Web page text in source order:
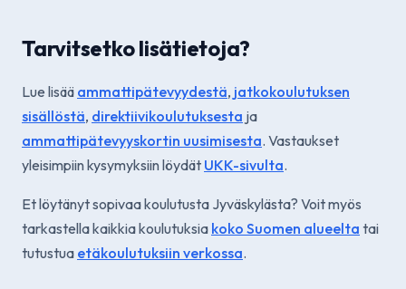
Tarvitsetko lisätietoja?
Lue lisää ammattipätevyydestä, jatkokoulutuksen
sisällöstä, direktiivikoulutuksesta ja
ammattipätevyyskortin uusimisesta. Vastaukset
yleisimpiin kysymyksiin löydät UKK-sivulta.
Et löytänyt sopivaa koulutusta Jyväskylästa? Voit myös
tarkastella kaikkia koulutuksia koko Suomen alueelta tai
tutustua etäkoulutuksiin verkossa.